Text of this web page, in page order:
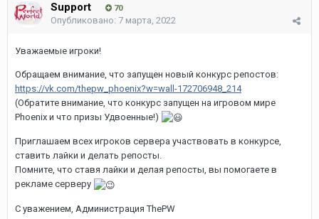
Support 70
Опубликовано: 7 марта, 2022
Уважаемые игроки!
Обращаем внимание, что запущен новый конкурс репостов:
https://vk.com/thepw_phoenix?w=wall-172706948_214
(Обратите внимание, что конкурс запущен на игровом мире
Phoenix и что призы Удвоенные!)
Приглашаем всех игроков сервера участвовать в конкурсе,
ставить лайки и делать репосты.
Помните, что ставя лайки и делая репосты, вы помогаете в
рекламе серверу
С уважением, Администрация ThePW